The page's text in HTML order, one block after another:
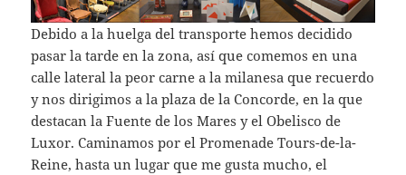
Debido a la huelga del transporte hemos decidido
pasar la tarde en la zona, así que comemos en una
calle lateral la peor carne a la milanesa que recuerdo
y nos dirigimos a la plaza de la Concorde, en la que
destacan la Fuente de los Mares y el Obelisco de
Luxor. Caminamos por el Promenade Tours-de-la-
Reine, hasta un lugar que me gusta mucho, el